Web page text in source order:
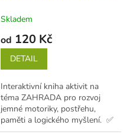
let)kniha
Skladem
od 120 Kč
DETAIL
Interaktivní kniha aktivit na
téma ZAHRADA pro rozvoj
jemné motoriky, postřehu,
paměti a logického myšlení. ✅
Vhodné pro děti od 1 do 5...